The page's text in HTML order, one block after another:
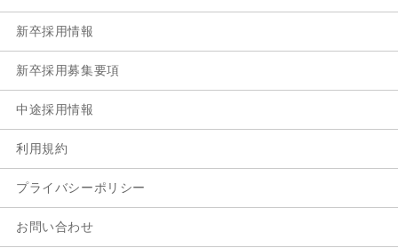
新卒採用情報
新卒採用募集要項
中途採用情報
利用規約
プライバシーポリシー
お問い合わせ